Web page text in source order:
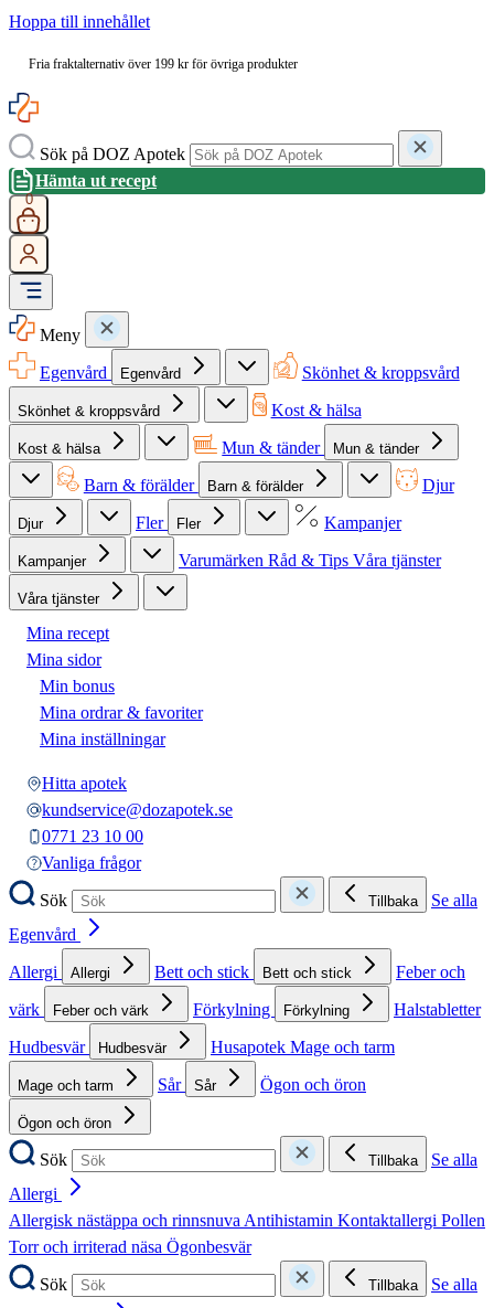
Hoppa till innehållet
Fria fraktalternativ över 199 kr för övriga produkter
Sök på DOZ Apotek
Hämta ut recept
0
Meny
Egenvård
Egenvård Skönhet & kroppsvård
Skönhet & kroppsvård Kost & hälsa
Kost & hälsa Mun & tänder Mun & tänder
Barn & förälder Barn & förälder Djur
Djur Fler Fler Kampanjer
Kampanjer Varumärken Råd & Tips Våra tjänster
Våra tjänster
Mina recept
Mina sidor
Min bonus
Mina ordrar & favoriter
Mina inställningar
Hitta apotek
kundservice@dozapotek.se
0771 23 10 00
Vanliga frågor
Sök
Tillbaka
Se alla
Egenvård
Allergi
Allergi Bett och stick Bett och stick
Feber och
värk
Feber och värk Förkylning Förkylning
Halstabletter
Hudbesvär
Hudbesvär Husapotek Mage och tarm
Mage och tarm Sår Sår Ögon och öron
Ögon och öron
Sök Tillbaka
Se alla
Allergi
Allergisk nästäppa och rinnsnuvaAntihistamin Kontaktallergi Pollen
Torr och irriterad näsa Ögonbesvär
Sök
Tillbaka
Se alla